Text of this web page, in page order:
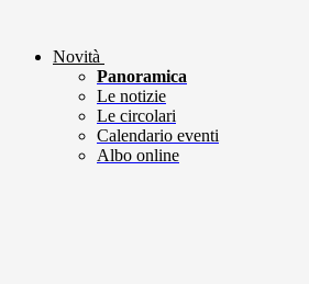
Novità
Panoramica
Le notizie
Le circolari
Calendario eventi
Albo online